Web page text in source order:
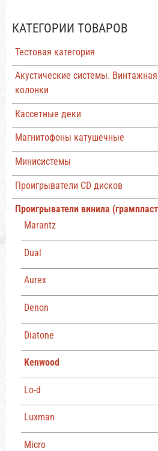
КАТЕГОРИИ ТОВАРОВ
Тестовая категория
Акустические системы.
колонки
Кассетные деки
Магнитофоны катушечные
Минисистемы
Проигрыватели CD дисков
Проигрыватели винила
Marantz
Dual
Aurex
Denon
Diatone
Kenwood
Lo-d
Luxman
Micro